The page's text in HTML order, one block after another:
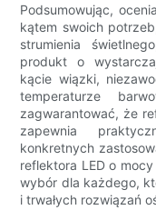
Podsumowując,
kątem swoich
strumienia
produkt o
kącie wiązki,
temperaturze
zagwarantować, że
zapewnia
konkretnych
reflektora LED o
wybór dla każdego,
i trwałych rozwiązań